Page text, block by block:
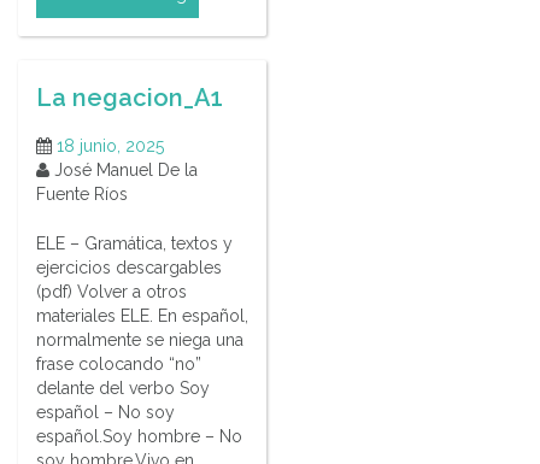
La negacion_A1
18 junio, 2025
José Manuel De la
Fuente Ríos
ELE – Gramática, textos y
ejercicios descargables
(pdf) Volver a otros
materiales ELE. En español,
normalmente se niega una
frase colocando “no”
delante del verbo Soy
español – No soy
español.Soy hombre – No